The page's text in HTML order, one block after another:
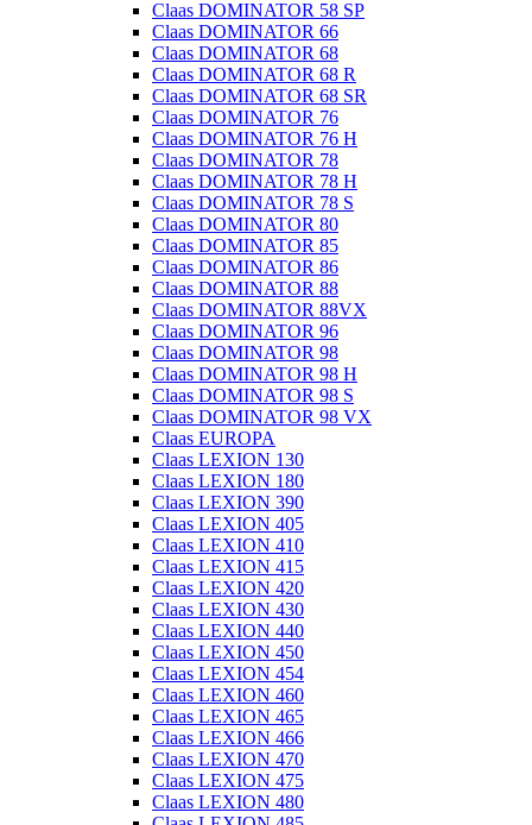
Claas DOMINATOR 58 SP
Claas DOMINATOR 66
Claas DOMINATOR 68
Claas DOMINATOR 68 R
Claas DOMINATOR 68 SR
Claas DOMINATOR 76
Claas DOMINATOR 76 H
Claas DOMINATOR 78
Claas DOMINATOR 78 H
Claas DOMINATOR 78 S
Claas DOMINATOR 80
Claas DOMINATOR 85
Claas DOMINATOR 86
Claas DOMINATOR 88
Claas DOMINATOR 88VX
Claas DOMINATOR 96
Claas DOMINATOR 98
Claas DOMINATOR 98 H
Claas DOMINATOR 98 S
Claas DOMINATOR 98 VX
Claas EUROPA
Claas LEXION 130
Claas LEXION 180
Claas LEXION 390
Claas LEXION 405
Claas LEXION 410
Claas LEXION 415
Claas LEXION 420
Claas LEXION 430
Claas LEXION 440
Claas LEXION 450
Claas LEXION 454
Claas LEXION 460
Claas LEXION 465
Claas LEXION 466
Claas LEXION 470
Claas LEXION 475
Claas LEXION 480